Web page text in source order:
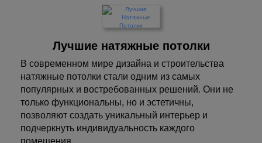
Лучшие натяжные потолки
В современном мире дизайна и строительства
натяжные потолки стали одним из самых
популярных и востребованных решений. Они не
только функциональны, но и эстетичны,
позволяют создать уникальный интерьер и
подчеркнуть индивидуальность каждого
помещения.